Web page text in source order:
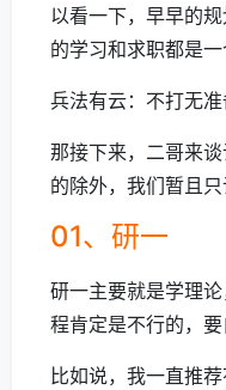
以看一下，早早的
的学习和求职都是一
兵法有云：不打无准
那接下来，二哥来
的除外，我们暂且
01、研一
研一主要就是学理
程肯定是不行的，要
比如说，我一直推